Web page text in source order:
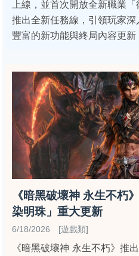
上線，並首次開放全新職業
推出全新任務線，引領玩家
豐富的新功能與終局內容更新
《暗黑破壞神 永生不朽
染明珠」重大更新
6/18/2026 [遊戲類]
《暗黑破壞神 永生不朽》推